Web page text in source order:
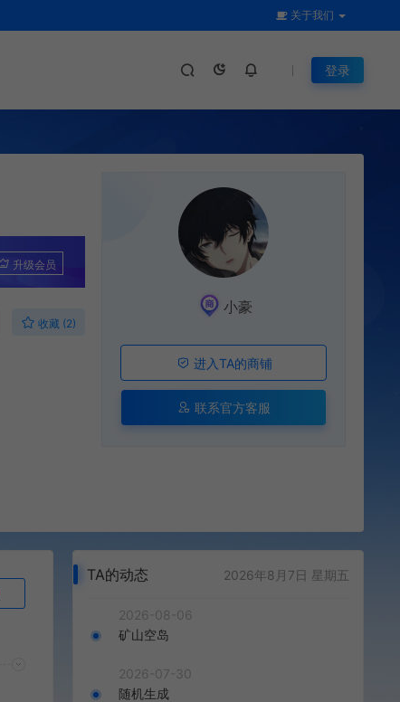
关于我们
登录
升级会员
收藏 (2)
小豪
进入TA的商铺
联系官方客服
TA的动态 2026年8月7日 星期五
2026-08-06
矿山空岛
2026-07-30
随机生成